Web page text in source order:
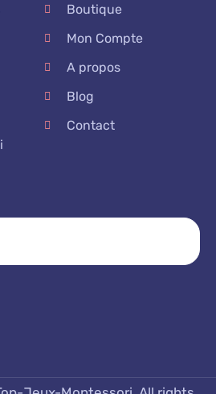
Boutique
Mon Compte
A propos
Blog
Contact